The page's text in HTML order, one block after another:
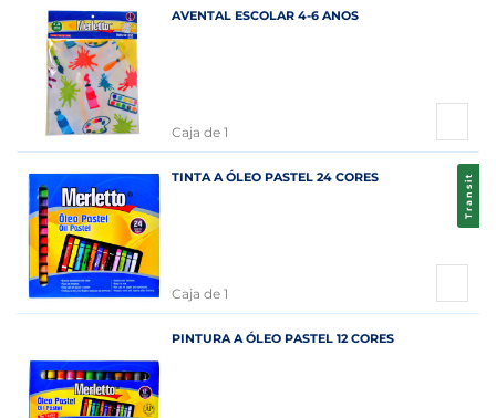
AVENTAL ESCOLAR 4-6 ANOS
Caja de 1
Transit
TINTA A ÓLEO PASTEL 24 CORES
Caja de 1
PINTURA A ÓLEO PASTEL 12 CORES